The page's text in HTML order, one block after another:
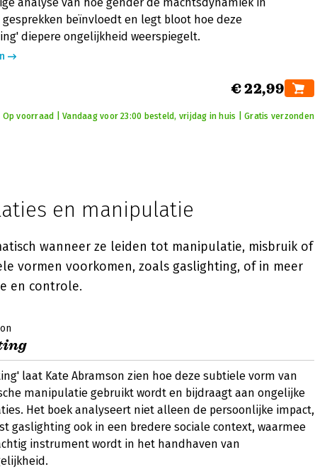
beïnvloedt en legt bloot hoe deze
diepere ongelijkheid weerspiegelt.
€ 22,99
Op voorraad | Vandaag voor 23:00 besteld, vrijdag in huis | Gratis verzonden
en manipulatie
wanneer ze leiden tot manipulatie, misbruik of
vormen voorkomen, zoals gaslighting, of in meer
en controle.
laat Kate Abramson zien hoe deze subtiele vorm van
manipulatie gebruikt wordt en bijdraagt aan ongelijke
Het boek analyseert niet alleen de persoonlijke impact,
gaslighting ook in een bredere sociale context, waarmee
instrument wordt in het handhaven van